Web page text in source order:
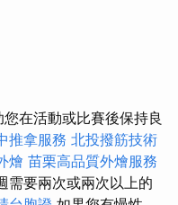
在活動或比賽後保持良
推拿服務 北投撥筋技術
燴 苗栗高品質外燴服務
需要兩次或兩次以上的